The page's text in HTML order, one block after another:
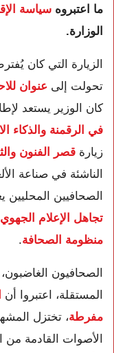
ما اعتبروه سياسة
الوزارة.
الزيارة التي كان
تحولت إلى عنوان
كان الوزير يستعد
في الرقمنة والذكاء
زيارة قصر الفنون
الناشئة في صناعة
الصحافيين المحليين
تجاهل الإعلام الجهوي
منظومة الصحافة.
الصحافيون
المستقلة، اعتبروا أن
مفرطة، تختزل
الأصوات القادمة من